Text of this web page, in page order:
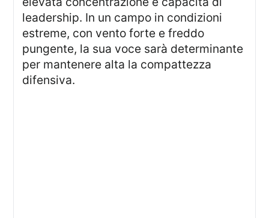
leadership. In un campo in condizioni
estreme, con vento forte e freddo
pungente, la sua voce sarà determinante
per mantenere alta la compattezza
difensiva.